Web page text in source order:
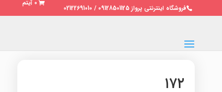
فروشگاه اینترنتی پرواز 09128501125 / 02122691010
0 آیتم
۱۷۲